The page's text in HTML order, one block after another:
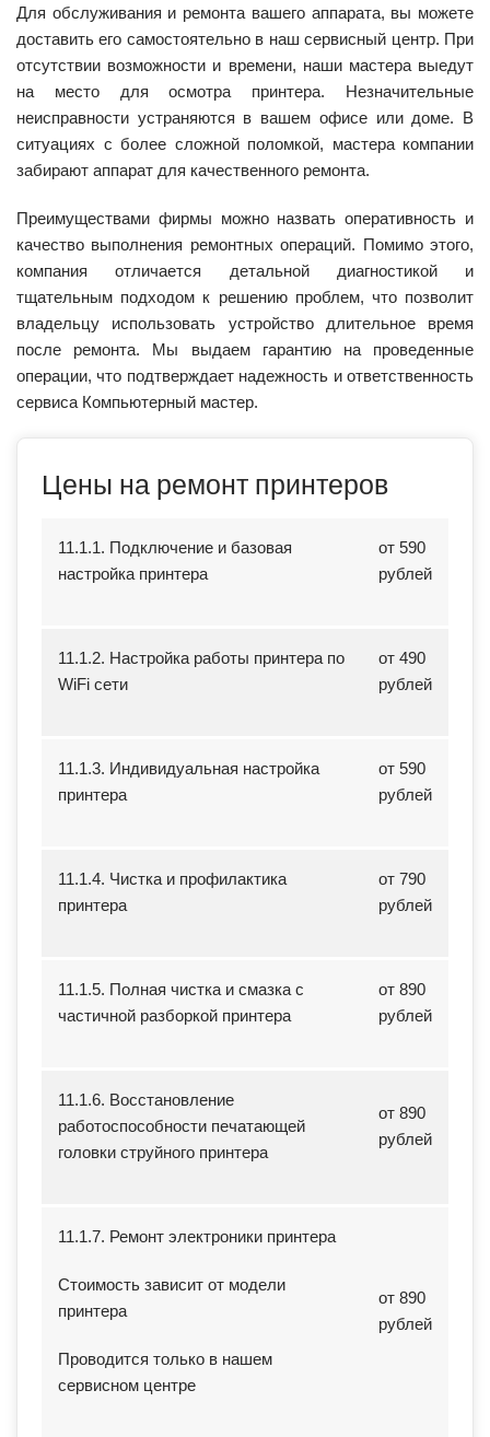
Для обслуживания и ремонта вашего аппарата, вы можете
доставить его самостоятельно в наш сервисный центр. При
отсутствии возможности и времени, наши мастера выедут
на место для осмотра принтера. Незначительные
неисправности устраняются в вашем офисе или доме. В
ситуациях с более сложной поломкой, мастера компании
забирают аппарат для качественного ремонта.
Преимуществами фирмы можно назвать оперативность и
качество выполнения ремонтных операций. Помимо этого,
компания отличается детальной диагностикой и
тщательным подходом к решению проблем, что позволит
владельцу использовать устройство длительное время
после ремонта. Мы выдаем гарантию на проведенные
операции, что подтверждает надежность и ответственность
сервиса Компьютерный мастер.
Цены на ремонт принтеров
11.1.1. Подключение и базовая
настройка принтера
от 590
рублей
11.1.2. Настройка работы принтера по
WiFi сети
от 490
рублей
11.1.3. Индивидуальная настройка
принтера
от 590
рублей
11.1.4. Чистка и профилактика
принтера
от 790
рублей
11.1.5. Полная чистка и смазка с
частичной разборкой принтера
от 890
рублей
11.1.6. Восстановление
работоспособности печатающей
головки струйного принтера
от 890
рублей
11.1.7. Ремонт электроники принтера
Стоимость зависит от модели
принтера
Проводится только в нашем
сервисном центре
от 890
рублей